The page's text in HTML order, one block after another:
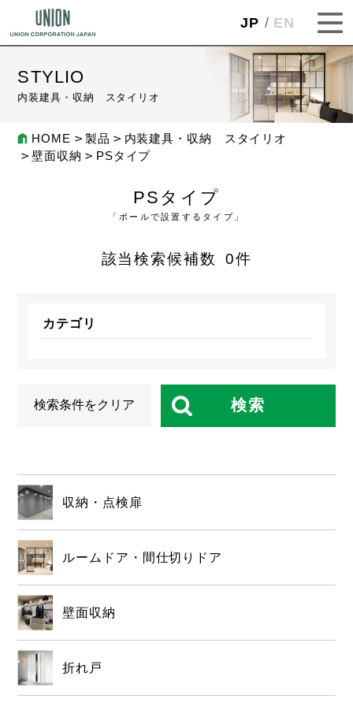
JP EN
STYLIO
内装建具・収納 スタイリオ
HOME 製品
内装建具・収納 スタイリオ
壁面収納
PSタイプ
PSタイプ
「ポールで設置するタイプ」
該当検索候補数 0件
カテゴリ
検索
検索条件をクリア
収納・点検扉
ルームドア・間仕切りドア
壁面収納
折れ戸